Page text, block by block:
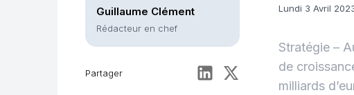
Guillaume Clément
Rédacteur en chef
Partager
Lundi 3 Avril
Stratégie –
de
milliards